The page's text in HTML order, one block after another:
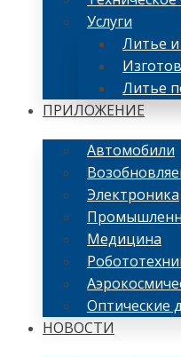
Услуги
Литье
Литье
ПРИЛОЖЕНИЕ
Автомобили
Электроника
Медицина
Оптические
НОВОСТИ